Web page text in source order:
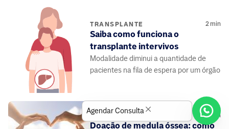
TRANSPLANTE 2 min
Saiba como funciona o
transplante intervivos
Modalidade diminui a quantidade de
pacientes na fila de espera por um órgão
TRANSPLANTE 3min
Doação de medula óssea: como
Agendar Consulta